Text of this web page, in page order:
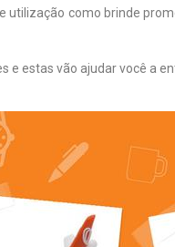
utilização como brinde
estas vão ajudar você a